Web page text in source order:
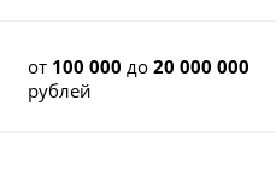
от 100 000 до20 000 000
рублей